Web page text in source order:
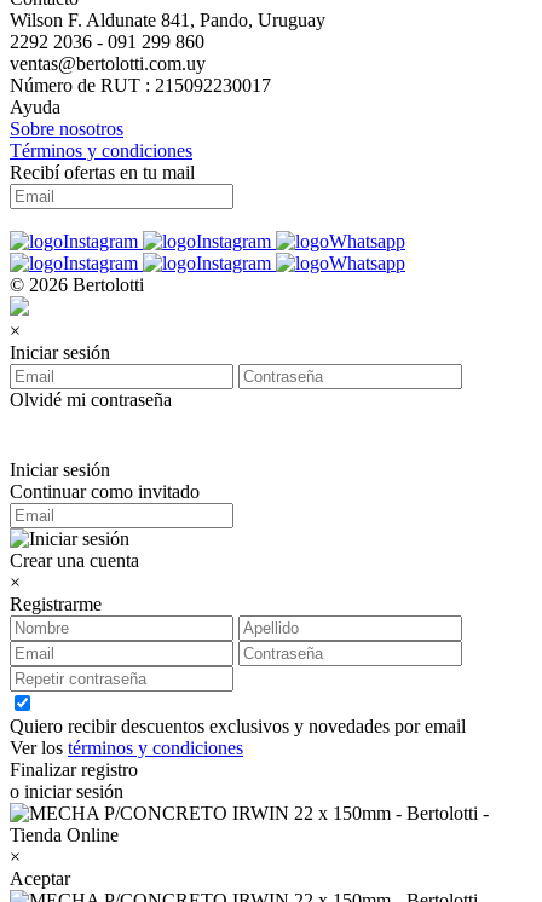
Wilson F. Aldunate 841, Pando, Uruguay
2292 2036 - 091 299 860
ventas@bertolotti.com.uy
Número de RUT : 215092230017
Ayuda
Sobre nosotros
Términos y condiciones
Recibí ofertas en tu mail
© 2026 Bertolotti
×
Iniciar sesión
Olvidé mi contraseña
Iniciar sesión
Continuar como invitado
Crear una cuenta
×
Registrarme
Quiero recibir descuentos exclusivos y novedades por email
Ver los términos y condiciones
Finalizar registro
o iniciar sesión
×
Aceptar